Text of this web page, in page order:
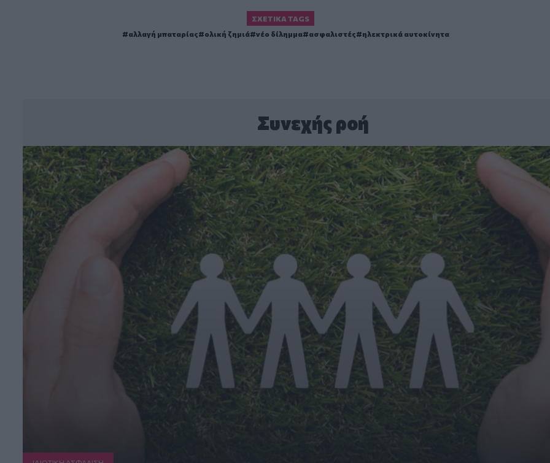
ΣΧΕΤΙΚΆ TAGS
αλλαγή μπαταρίας
ολική ζημιά νέο δίλημμα ασφαλιστές ηλεκτρικά αυτοκίνητα
Συνεχής ροή